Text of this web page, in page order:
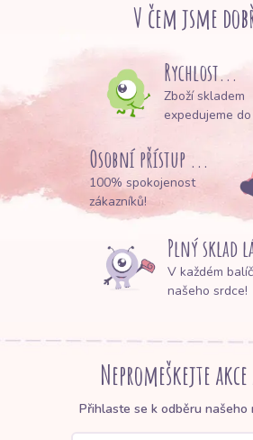
V čem jsme
Rychlost...
Zboží skladem
expedujeme
Osobní přístup ...
100% spokojenost
zákazníků!
Plný sklad
V každém
našeho srdce!
Nepromeškejte
Přihlaste se k odběru